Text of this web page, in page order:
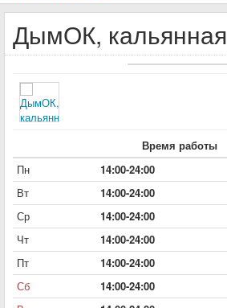
ДымОК, кальянная
Время работы
Пн
14:00-24:00
Вт
14:00-24:00
Ср
14:00-24:00
Чт
14:00-24:00
Пт
14:00-24:00
Сб
14:00-24:00